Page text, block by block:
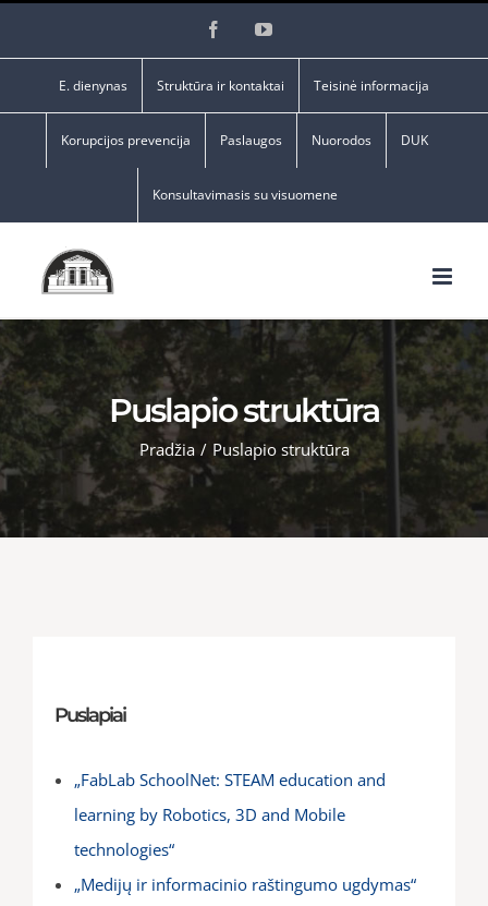
FacebookYouTube
E. dienynas Struktūra ir kontaktai Teisinė informacija
Korupcijos prevencija Paslaugos Nuorodos DUK
Konsultavimasis su visuomene
Puslapio struktūra
Pradžia / Puslapio struktūra
Puslapiai
„FabLab SchoolNet: STEAM education and
learning by Robotics, 3D and Mobile
technologies“
„Medijų ir informacinio raštingumo ugdymas“